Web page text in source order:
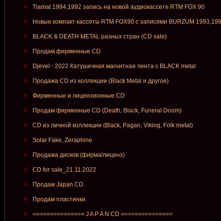
Tiamat 1994,1992 запись на новой аудиокассете RTM FOX 90
Новые компакт-кассеты RTM FOX90 c записями BURZUM
BLACK & DEATH METAL разных стран (CD sale)
Продам фирменные СD
Djevel - 2022 Катушечная магнитная лента с BLACK metal
Продажа CD из коллекции (Black Metal и другое)
Фирменные и лицензионные CD
Продам фирменные CD (Death, Black, Funeral Doom)
CD из личной коллекции (Black, Pagan, Viking, Folk metal)
Solar Fake, Zeraphine
Продажа дисков (фирма/лиценз)
CD for sale_21.11.2022
Продам Japan CD.
Продам пластинки.
=============== J A P A N CD ===============